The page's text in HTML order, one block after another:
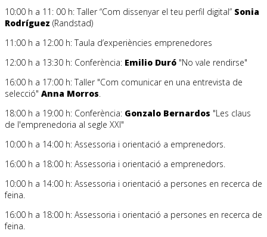
10:00 h a 11: 00 h: Taller “Com dissenyar el teu perfil digital” Sonia
Rodríguez (Randstad)
11:00 h a 12:00 h: Taula d’experiències emprenedores
12:00 h a 13:30 h: Conferència: Emilio Duró "No vale rendirse"
16:00 h a 17:00 h: Taller "Com comunicar en una entrevista de
selecció" Anna Morros.
18:00 h a 19:00 h: Conferència: Gonzalo Bernardos "Les claus
de l'emprenedoria al segle XXI"
10:00 h a 14:00 h: Assessoria i orientació a emprenedors.
16:00 h a 18:00 h: Assessoria i orientació a emprenedors.
10:00 h a 14:00 h: Assessoria i orientació a persones en recerca de
feina.
16:00 h a 18:00 h: Assessoria i orientació a persones en recerca de
feina.